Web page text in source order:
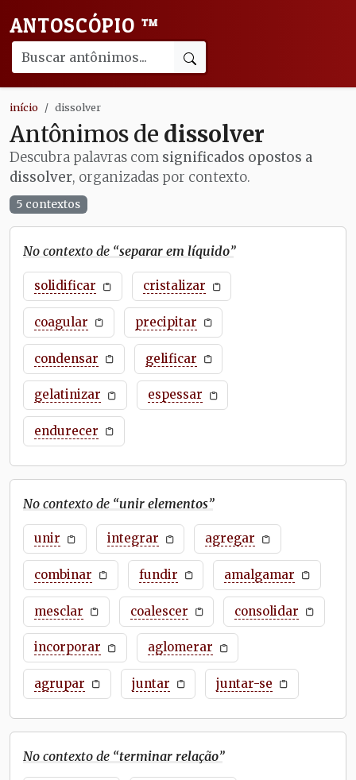
ANTOSCÓPIO ™
início dissolver
Antônimos de dissolver
Descubra palavras com significados opostos a
dissolver, organizadas por contexto.
5 contextos
No contexto de “separar em líquido”
solidificar cristalizar
coagular precipitar
condensar gelificar
gelatinizar espessar
endurecer
No contexto de “unir elementos”
unir integrar agregar
combinar fundir amalgamar
mesclar coalescer consolidar
incorporar aglomerar
agrupar juntar juntar-se
No contexto de “terminar relação”